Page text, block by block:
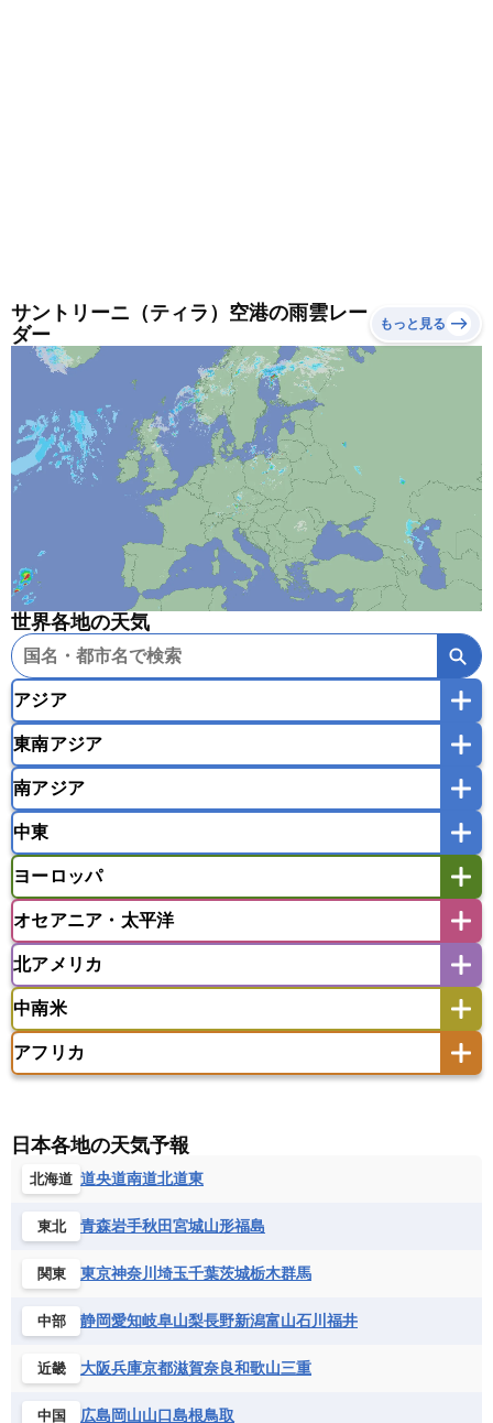
サントリーニ（ティラ）空港の雨雲レー
ダー
もっと見る
世界各地の天気
アジア
韓国
モンゴル
東南アジア
インドネシア
マレーシア
ミャンマー
ラオス人民民主共和国
東ティモール民主共和国
南アジア
バングラデシュ
モルディブ
中東
アフガニスタン
イスラエル
ウズベキスタン
オマーン
カザフスタン
カタール
キプロス
キルギス
タジキスタン
バーレーン
ヨルダン レバノン
ヨーロッパ
アイスランド
アゼルバイジャン
イギリス
イタリア
ウクライナ
エストニア
オランダ
オーストリア
ギリシャ
スロバキア
スロベニア共和国
チェコ
デンマーク
フランス
ベルギー
ボスニア・ヘルツェゴビナ
モナコ公国
モルドバ
モンテネグロ
ラトビア
リトアニア
リヒテンシュタイン
オセアニア・太平洋
アメリカ領サモア
サモア独立国
ソロモン諸島
タヒチ
ツバル
トンガ ナウル共和国
ニウエ
バヌアツ
パプアニューギニア
ワリス・フテュナ
北アメリカ
バーミューダ諸島
中南米
アメリカ領バージン諸島
キューバ
グアテマラ
グレナダ
ケイマン諸島
コロンビア
ジャマイカ
セントクリストファー・ネービス
セントビンセント及びグレナディーン諸島
セントルシア
チリ
トリニダード・トバゴ
ドミニカ共和国
ニカラグア共和国
ハイチ共和国
バルバドス
パナマ
アフリカ
エジプト
エスワティニ王国
エリトリア国
カメルーン
ギニアビサウ共和国
ケニア
コンゴ共和国
コンゴ民主共和国
コートジボワール
サントメ・プリンシペ民主共和国
ザンビア共和国
シエラレオネ共和国
ジブチ共和国
ジンバブエ
セントヘレナ諸島
セーシェル
日本各地の天気予報
北海道 道央道南道北道東
東北 青森岩手秋田宮城山形福島
関東 東京神奈川 埼玉千葉茨城栃木群馬
中部 静岡愛知岐阜山梨長野新潟富山石川 福井
近畿 大阪兵庫京都滋賀奈良和歌山三重
中国 広島岡山山口島根鳥取